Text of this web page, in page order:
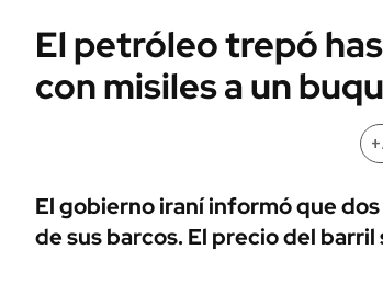
Campo
FINANZAS
ÁMBITO DEBATE
MEDIAKIT AMBITO DEBATE
Seguros
ENERGY
POLÍTICA
Municipios
El petróleo trepó
con misiles a un
+
El gobierno iraní informó que
de sus barcos. El precio del barril